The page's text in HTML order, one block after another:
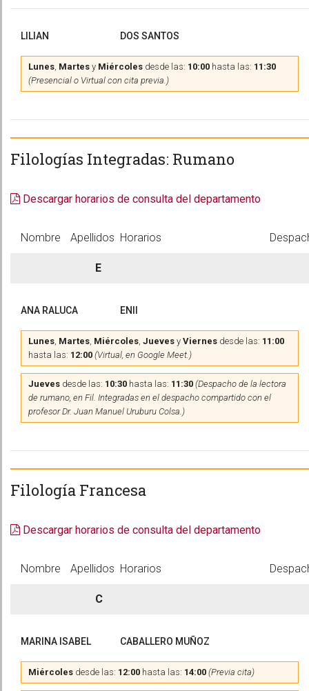
LILIAN DOS SANTOS
Lunes, Martes y Miércoles desde las: 10:00 hasta las: 11:30
(Presencial o Virtual con cita previa.)
Filologías Integradas: Rumano
Descargar horarios de consulta del departamento
Nombre Apellidos Horarios
E
ANA RALUCA ENII
Lunes, Martes, Miércoles, Jueves y Viernes desde las: 11:00
hasta las: 12:00 (Virtual, en Google Meet.)
Jueves desde las: 10:30 hasta las: 11:30 (Despacho de la lectora
de rumano, en Fil. Integradas en el despacho compartido con el
profesor Dr. Juan Manuel Uruburu Colsa.)
Filología Francesa
Descargar horarios de consulta del departamento
Nombre Apellidos Horarios
C
MARINA ISABEL CABALLERO MUÑOZ
Miércoles desde las: 12:00 hasta las: 14:00 (Previa cita)